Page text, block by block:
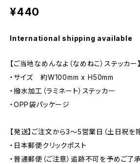
¥440
International shipping available
【ご当地なめんなよ（なめねこ）ステッカー】
・サイズ 約W100mm x H50mm
・撥水加工（ラミネート）ステッカー
・OPP袋パッケージ
【発送】ご注文から3〜5営業日（土日祝を除
・日本郵便クリックポスト
・普通郵便（ご注意）追跡不可を予めご了